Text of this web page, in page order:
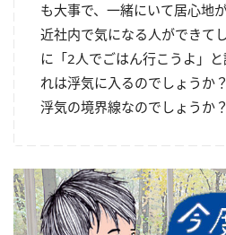
も大事で、一緒にいて居心地
近社内で気になる人ができて
に「2人でごはん行こうよ」
れは浮気に入るのでしょう
浮気の境界線なのでしょうか？